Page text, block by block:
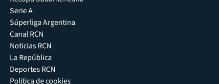
Serie A
Súperliga Argentina
Canal RCN
Noticias RCN
La República
Deportes RCN
Política de cookies